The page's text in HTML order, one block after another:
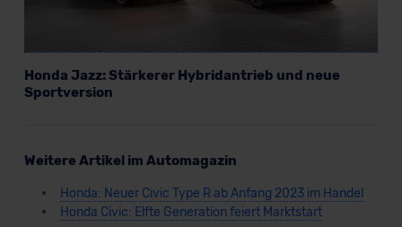
Honda Jazz: Stärkerer Hybridantrieb und neue
Sportversion
Weitere Artikel im Automagazin
Honda: Neuer Civic Type R ab Anfang 2023 im Handel
Honda Civic: Elfte Generation feiert Marktstart